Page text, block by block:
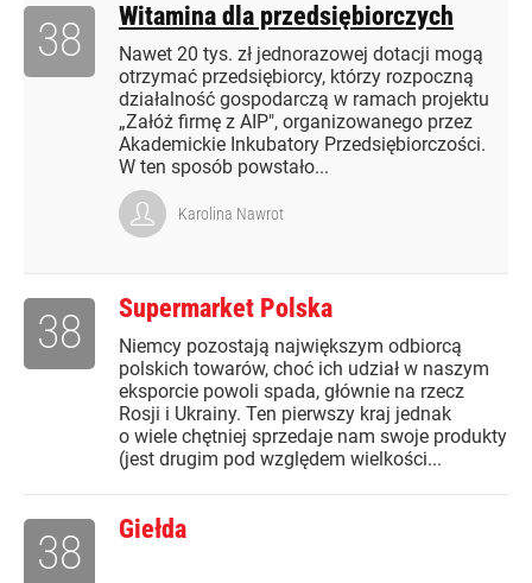
Witamina dla przedsiębiorczych
Nawet 20 tys. zł jednorazowej dotacji mogą
otrzymać przedsiębiorcy, którzy rozpoczną
działalność gospodarczą w ramach projektu
„Załóż firmę z AIP", organizowanego przez
Akademickie Inkubatory Przedsiębiorczości.
W ten sposób powstało...
38
Karolina Nawrot
Supermarket Polska
Niemcy pozostają największym odbiorcą
polskich towarów, choć ich udział w naszym
eksporcie powoli spada, głównie na rzecz
Rosji i Ukrainy. Ten pierwszy kraj jednak
o wiele chętniej sprzedaje nam swoje produkty
(jest drugim pod względem wielkości...
38
Giełda
38